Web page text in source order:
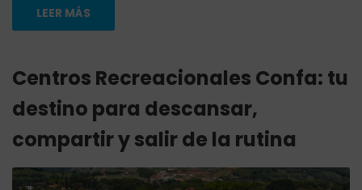
LEER MÁS
Centros Recreacionales Confa: tu
destino para descansar,
compartir y salir de la rutina